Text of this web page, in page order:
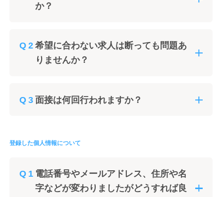
か？
希望に合わない求人は断っても問題あ
りませんか？
面接は何回行われますか？
登録した個人情報について
電話番号やメールアドレス、住所や名
字などが変わりましたがどうすれば良